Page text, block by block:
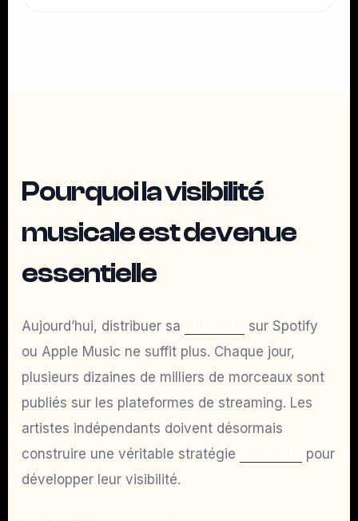
Pourquoi la visibilité
musicale est devenue
essentielle
Aujourd’hui, distribuer sa
sur Spotify
ou Apple Music ne suffit plus. Chaque jour,
plusieurs dizaines de milliers de morceaux sont
publiés sur les plateformes de streaming. Les
artistes indépendants doivent désormais
construire une véritable stratégie
pour
développer leur visibilité.